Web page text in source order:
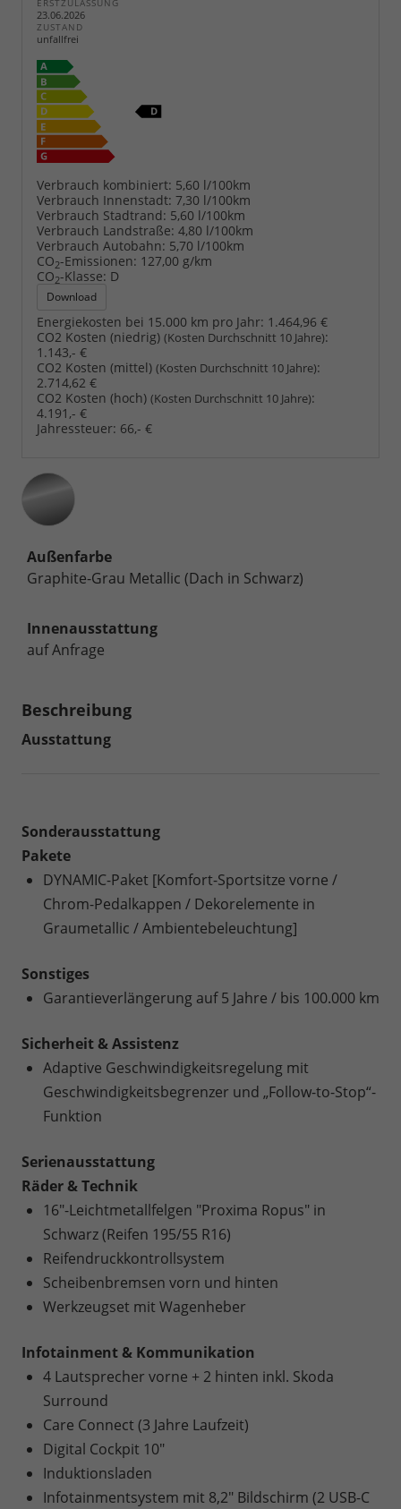
ERSTZULASSUNG
23.06.2026
ZUSTAND
unfallfrei
Verbrauch kombiniert: 5,60 l/100km
Verbrauch Innenstadt: 7,30 l/100km
Verbrauch Stadtrand: 5,60 l/100km
Verbrauch Landstraße: 4,80 l/100km
Verbrauch Autobahn: 5,70 l/100km
CO2-Emissionen: 127,00 g/km
CO2-Klasse: D
Download
Energiekosten bei 15.000 km pro Jahr: 1.464,96 €
CO2 Kosten (niedrig) (Kosten Durchschnitt 10 Jahre):
1.143,- €
CO2 Kosten (mittel) (Kosten Durchschnitt 10 Jahre):
2.714,62 €
CO2 Kosten (hoch) (Kosten Durchschnitt 10 Jahre):
4.191,- €
Jahressteuer: 66,- €
Außenfarbe
Graphite-Grau Metallic (Dach in Schwarz)
Innenausstattung
auf Anfrage
Beschreibung
Ausstattung
Sonderausstattung
Pakete
DYNAMIC-Paket [Komfort-Sportsitze vorne /
Chrom-Pedalkappen / Dekorelemente in
Graumetallic / Ambientebeleuchtung]
Sonstiges
Garantieverlängerung auf 5 Jahre / bis 100.000 km
Sicherheit & Assistenz
Adaptive Geschwindigkeitsregelung mit
Geschwindigkeitsbegrenzer und „Follow-to-Stop“-
Funktion
Serienausstattung
Räder & Technik
16"-Leichtmetallfelgen "Proxima Ropus" in
Schwarz (Reifen 195/55 R16)
Reifendruckkontrollsystem
Scheibenbremsen vorn und hinten
Werkzeugset mit Wagenheber
Infotainment & Kommunikation
4 Lautsprecher vorne + 2 hinten inkl. Skoda
Surround
Care Connect (3 Jahre Laufzeit)
Digital Cockpit 10"
Induktionsladen
Infotainmentsystem mit 8,2" Bildschirm (2 USB-C